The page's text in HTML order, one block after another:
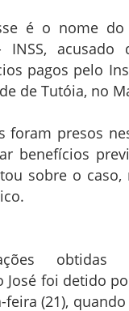
é o nome
INSS,
pagos pelo
de Tutóia, no
foram presos
benefícios
sobre o
obtidas
José foi detido
(21),